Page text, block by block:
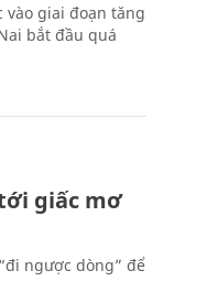
vào giai đoạn tăng
bắt đầu quá
tới giấc mơ
ngược dòng” để